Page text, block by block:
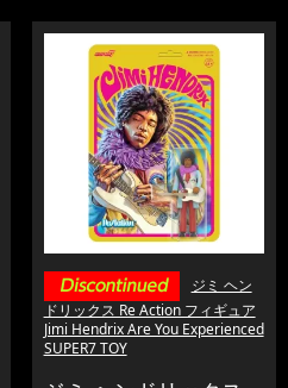
ジミ ヘン
ドリックス Re Action フィギュア
Jimi Hendrix Are You Experienced
SUPER7 TOY